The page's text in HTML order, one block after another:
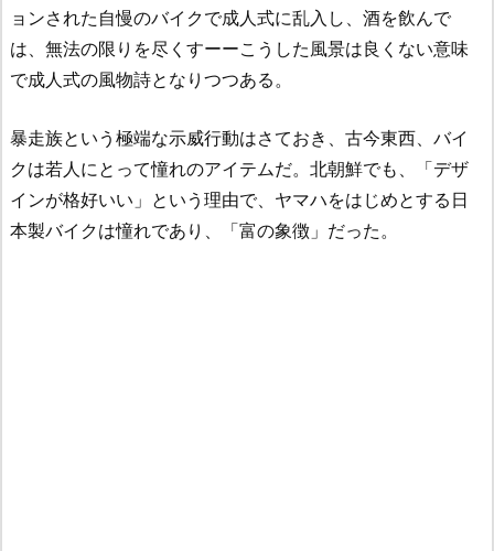
ョンされた自慢のバイクで成人式に乱入し、酒を飲んで
は、無法の限りを尽くすーーこうした風景は良くない意味
で成人式の風物詩となりつつある。
暴走族という極端な示威行動はさておき、古今東西、バイ
クは若人にとって憧れのアイテムだ。北朝鮮でも、「デザ
インが格好いい」という理由で、ヤマハをはじめとする日
本製バイクは憧れであり、「富の象徴」だった。